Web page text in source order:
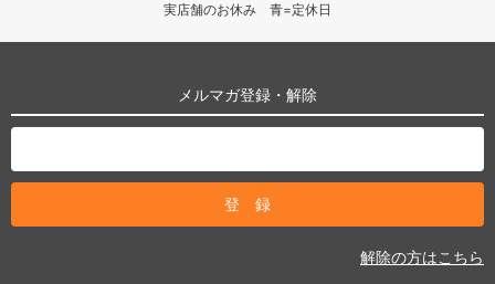
実店舗のお休み 青=定休日
メルマガ登録・解除
解除の方はこちら